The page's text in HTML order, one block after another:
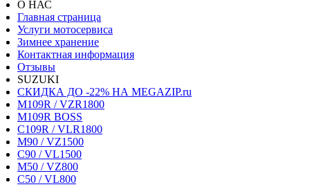
О НАС
Главная страница
Услуги мотосервиса
Зимнее хранение
Контактная информация
Отзывы
SUZUKI
СКИДКА ДО -22% НА MEGAZIP.ru
M109R / VZR1800
M109R BOSS
C109R / VLR1800
M90 / VZ1500
C90 / VL1500
M50 / VZ800
C50 / VL800